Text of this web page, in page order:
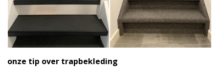
onze tip over trapbekleding